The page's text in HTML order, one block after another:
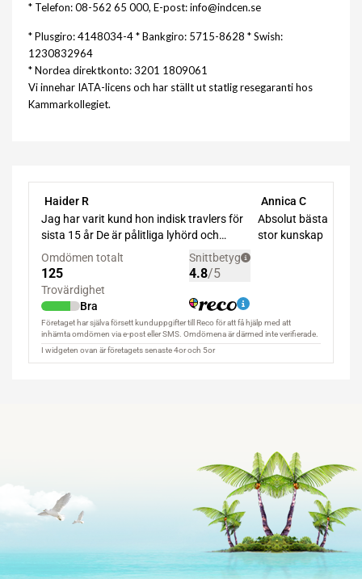
* Telefon: 08-562 65 000, E-post: info@indcen.se
* Plusgiro: 4148034-4 * Bankgiro: 5715-8628 * Swish:
1230832964
* Nordea direktkonto: 3201 1809061
Vi innehar IATA-licens och har ställt ut statlig resegaranti hos
Kammarkollegiet.